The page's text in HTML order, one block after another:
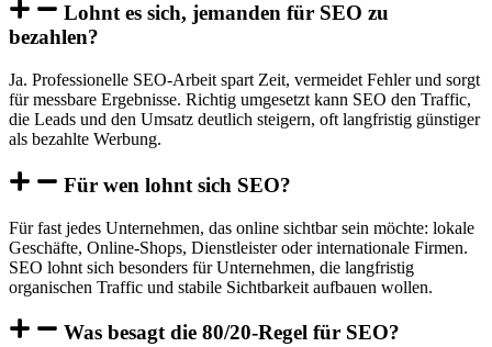
Lohnt es sich, jemanden für SEO zu
bezahlen?
Ja. Professionelle SEO-Arbeit spart Zeit, vermeidet Fehler und sorgt
für messbare Ergebnisse. Richtig umgesetzt kann SEO den Traffic,
die Leads und den Umsatz deutlich steigern, oft langfristig günstiger
als bezahlte Werbung.
Für wen lohnt sich SEO?
Für fast jedes Unternehmen, das online sichtbar sein möchte: lokale
Geschäfte, Online-Shops, Dienstleister oder internationale Firmen.
SEO lohnt sich besonders für Unternehmen, die langfristig
organischen Traffic und stabile Sichtbarkeit aufbauen wollen.
Was besagt die 80/20-Regel für SEO?